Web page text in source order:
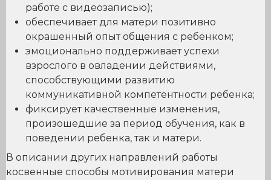
работе с видеозаписью);
обеспечивает для матери позитивно
окрашенный опыт общения с ребенком;
эмоционально поддерживает успехи
взрослого в овладении действиями,
способствующими развитию
коммуникативной компетентности ребенка;
фиксирует качественные изменения,
произошедшие за период обучения, как в
поведении ребенка, так и матери.
В описании других направлений работы
косвенные способы мотивирования матери